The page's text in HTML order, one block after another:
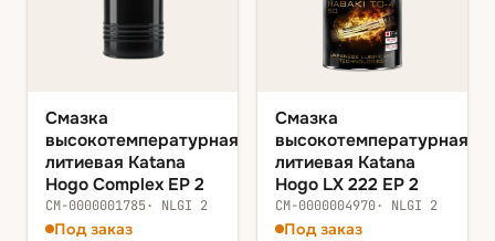
Смазка
высокотемпературная
литиевая Katana
Hogo Complex EP 2
СМ-0000001785· NLGI 2
Под заказ
Смазка
высокотемпературная
литиевая Katana
Hogo LX 222 EP 2
СМ-0000004970· NLGI 2
Под заказ